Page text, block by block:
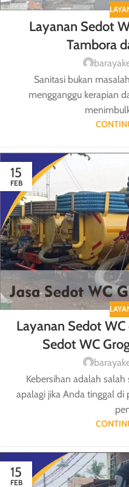
Layanan Sedot
Tambora
Sanitasi bukan
mengganggu kerapian
15
FEB
Layanan Sedot
Sedot WC
Kebersihan adalah
apalagi jika Anda tinggal
15
FEB